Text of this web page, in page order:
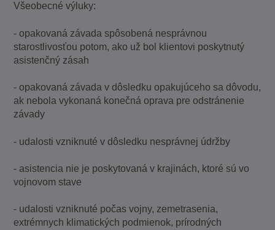
Všeobecné výluky:
- opakovaná závada spôsobená nesprávnou
starostlivosťou potom, ako už bol klientovi poskytnutý
asistenčný zásah
- opakovaná závada v dôsledku opakujúceho sa dôvodu,
ak nebola vykonaná konečná oprava pre odstránenie
závady
- udalosti vzniknuté v dôsledku nesprávnej údržby
- asistencia nie je poskytovaná v krajinách, ktoré sú vo
vojnovom stave
- udalosti vzniknuté počas vojny, zemetrasenia,
extrémnych klimatických podmienok, prírodných